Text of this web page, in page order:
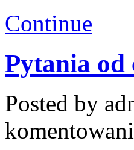
Continue
Pytania od
Posted by